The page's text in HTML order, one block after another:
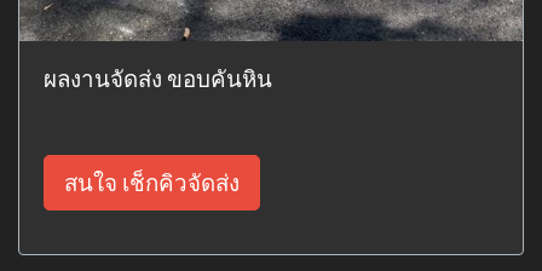
ผลงานจัดส่ง ขอบคันหิน
สนใจ เช็กคิวจัดส่ง